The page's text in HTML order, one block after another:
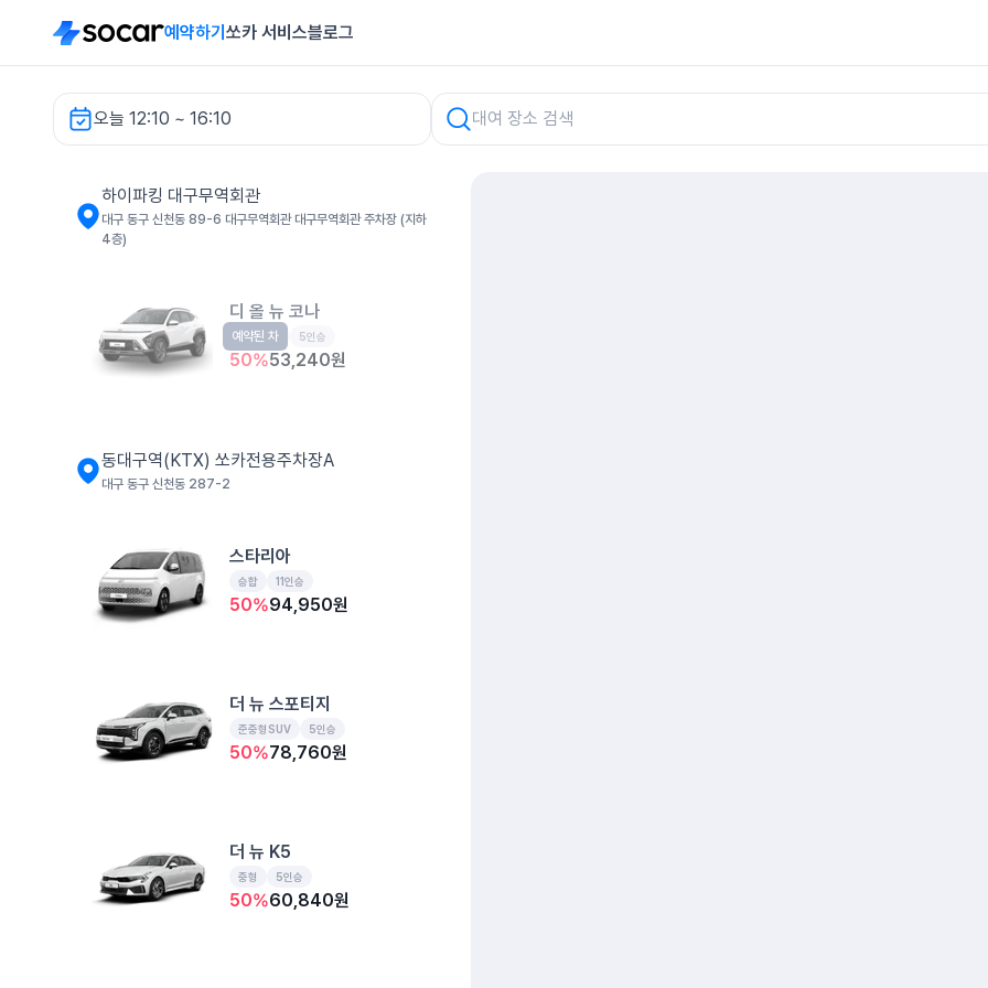
예약하기 쏘카 서비스블로그
오늘 12:10 ~ 16:10
하이파킹 대구무역회관
대구 동구 신천동 89-6 대구무역회관 대구무역회관 주차장 (지하
4층)
디 올 뉴 코나
소형SUV 5인승
50%53,240원
예약된 차
동대구역(KTX) 쏘카전용주차장A
대구 동구 신천동 287-2
스타리아
승합 11인승
50%94,950원
더 뉴 스포티지
준중형SUV 5인승
50%78,760원
더 뉴 K5
중형 5인승
50%60,840원